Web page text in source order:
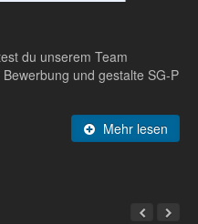
du unserem Team
und gestalte SG-P
Mehr lesen